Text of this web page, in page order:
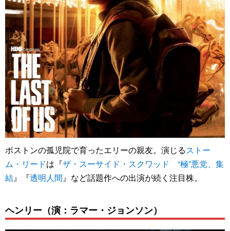
ボストンの孤児院で育ったエリーの親友。演じるストー
ム・リードは『ザ・スーサイド・スクワッド “極”悪党、集
結』『透明人間』など話題作への出演が続く注目株。
ヘンリー（演：ラマー・ジョンソン）